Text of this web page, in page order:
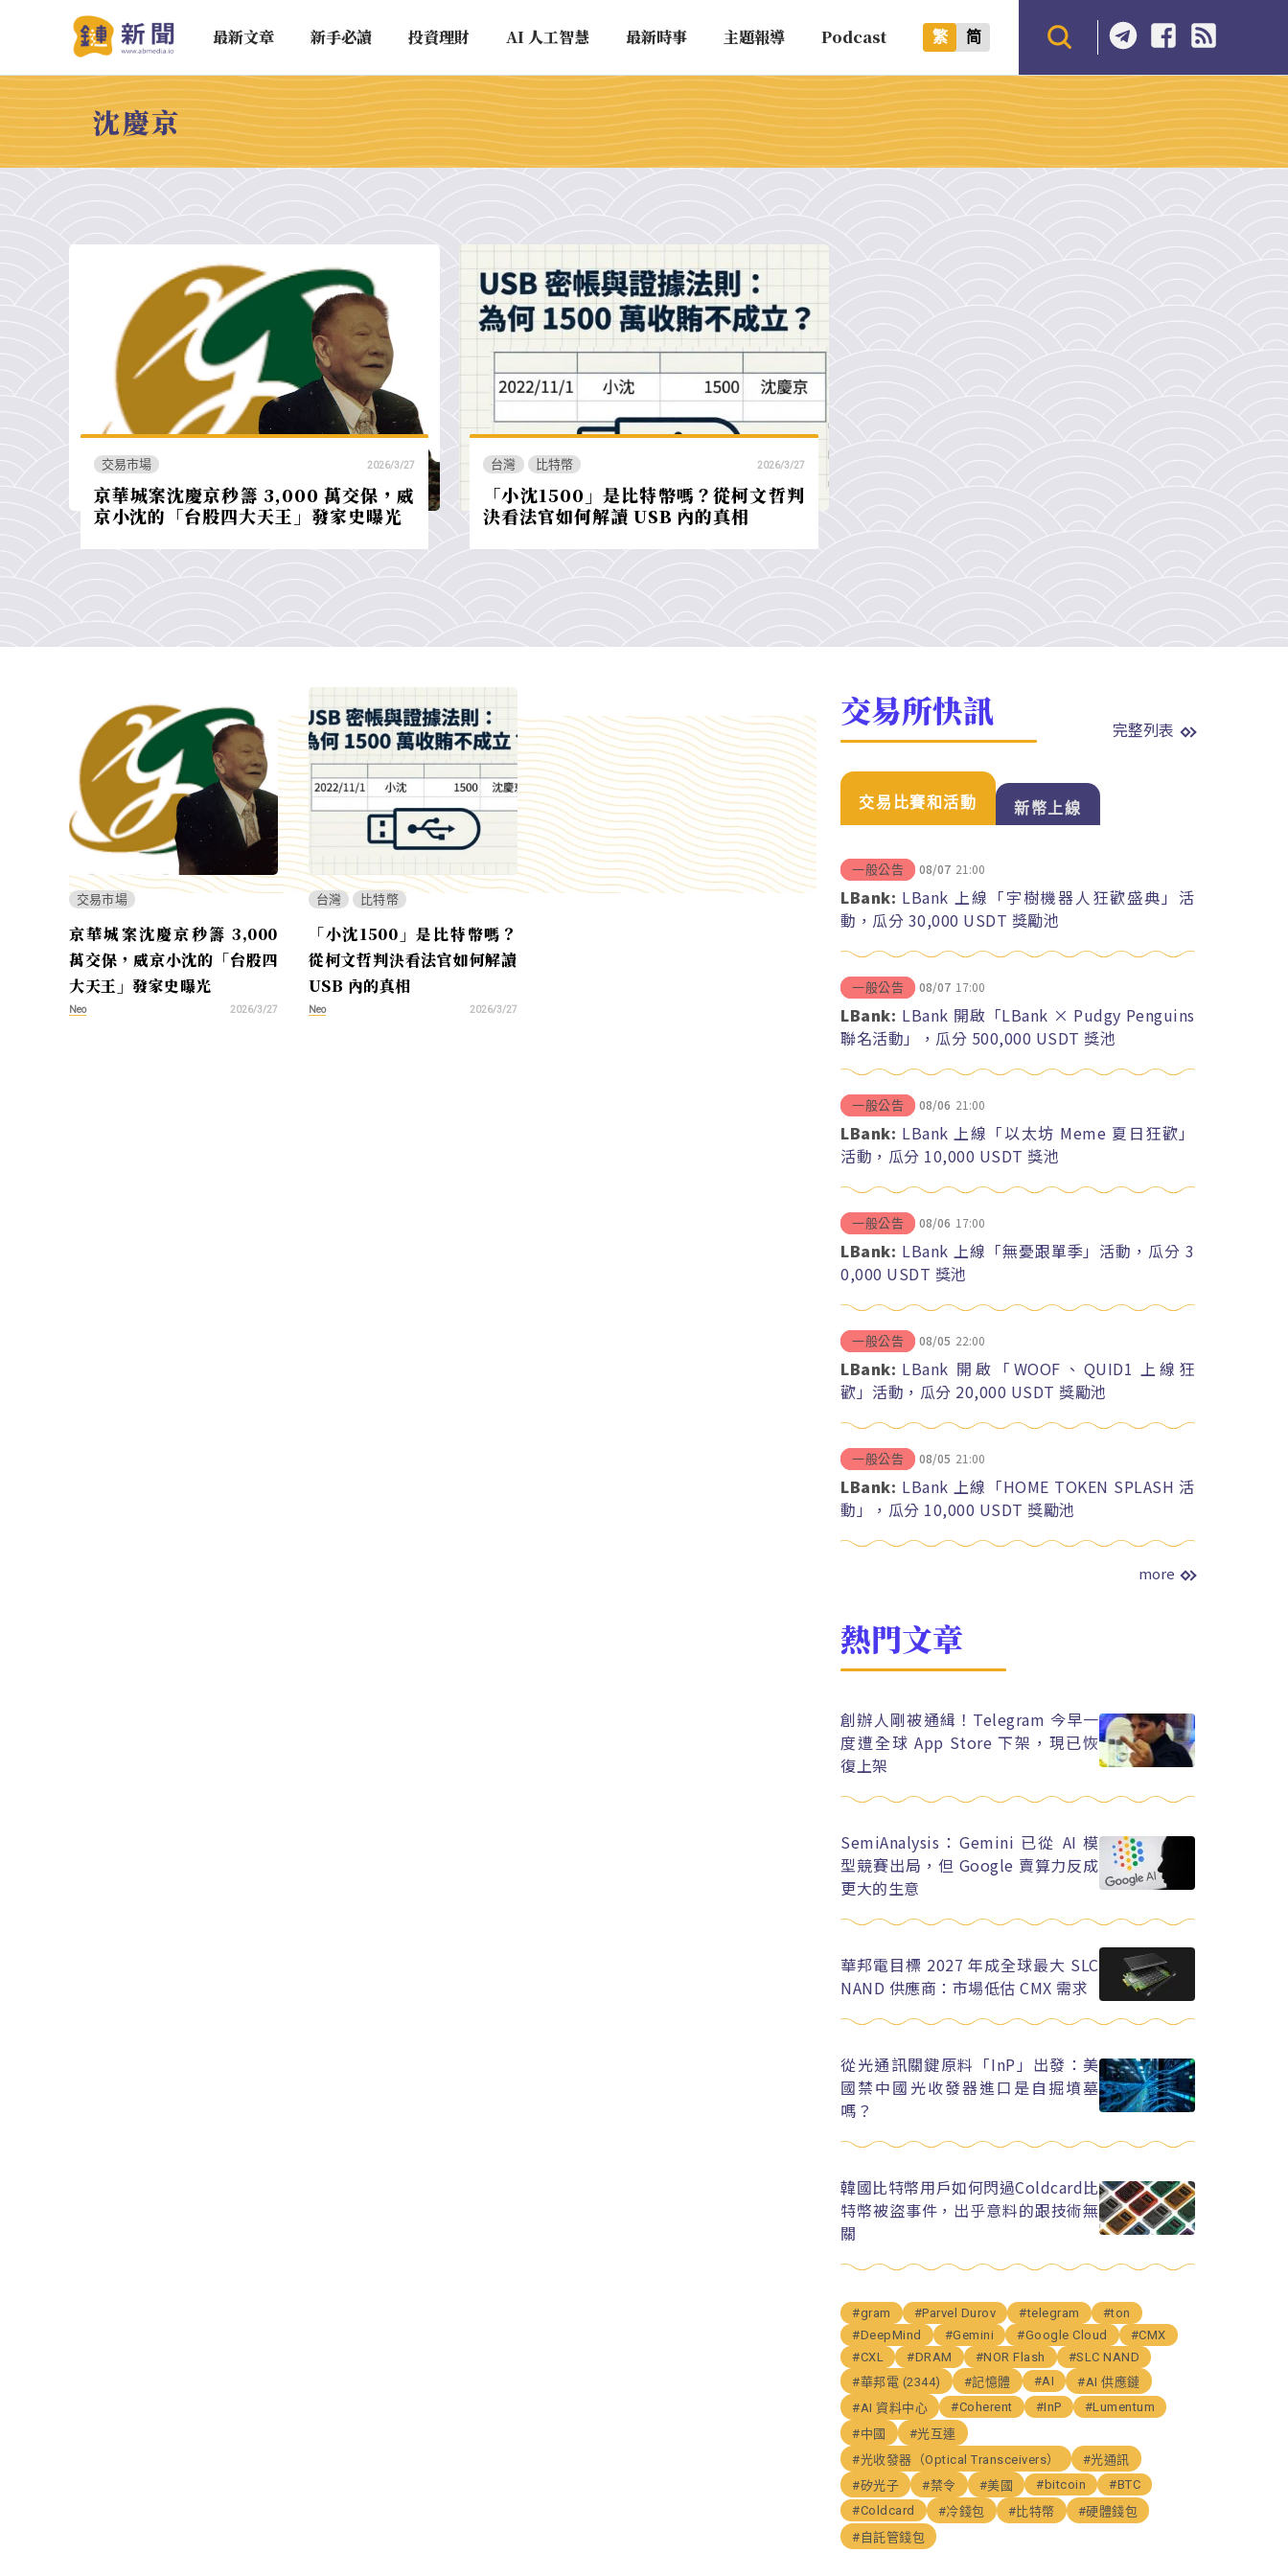
最新文章 新手必讀 投資理財 AI 人工智慧 最新時事 主題報導 Podcast 繁 简
沈慶京
交易市場 2026/3/27
京華城案沈慶京秒籌 3,000 萬交保，威
京小沈的「台股四大天王」發家史曝光
台灣 比特幣 2026/3/27
「小沈1500」是比特幣嗎？從柯文哲判
決看法官如何解讀 USB 內的真相
交易市場
京華城案沈慶京秒籌 3,000
萬交保，威京小沈的「台股四
大天王」發家史曝光
Neo 2026/3/27
台灣 比特幣
「小沈1500」是比特幣嗎？
從柯文哲判決看法官如何解讀
USB 內的真相
Neo 2026/3/27
交易所快訊 完整列表
交易比賽和活動 新幣上線
一般公告 08/07 21:00
LBank: LBank 上線「宇樹機器人狂歡盛典」活
動，瓜分 30,000 USDT 獎勵池
一般公告 08/07 17:00
LBank: LBank 開啟「LBank × Pudgy Penguins
聯名活動」，瓜分 500,000 USDT 獎池
一般公告 08/06 21:00
LBank: LBank 上線「以太坊 Meme 夏日狂歡」
活動，瓜分 10,000 USDT 獎池
一般公告 08/06 17:00
LBank: LBank 上線「無憂跟單季」活動，瓜分 3
0,000 USDT 獎池
一般公告 08/05 22:00
LBank: LBank 開啟「WOOF、QUID1 上線狂
歡」活動，瓜分 20,000 USDT 獎勵池
一般公告 08/05 21:00
LBank: LBank 上線「HOME TOKEN SPLASH 活
動」，瓜分 10,000 USDT 獎勵池
more
熱門文章
創辦人剛被通緝！Telegram 今早一
度遭全球 App Store 下架，現已恢
復上架
SemiAnalysis：Gemini 已從 AI 模
型競賽出局，但 Google 賣算力反成
更大的生意
華邦電目標 2027 年成全球最大 SLC
NAND 供應商：市場低估 CMX 需求
從光通訊關鍵原料「InP」出發：美
國禁中國光收發器進口是自掘墳墓
嗎？
韓國比特幣用戶如何閃過Coldcard比
特幣被盜事件，出乎意料的跟技術無
關
#gram #Parvel Durov #telegram
#ton
#DeepMind
#Gemini #Google Cloud
#CMX
#CXL
#DRAM #NOR Flash
#SLC NAND
#華邦電 (2344)
#記憶體 #AI
#AI 供應鏈
#AI 資料中心
#Coherent #InP
#Lumentum
#中國
#光互連
#光收發器（Optical Transceivers）
#光通訊
#矽光子
#禁令 #美國 #bitcoin
#BTC
#Coldcard
#冷錢包 #比特幣
#硬體錢包
#自託管錢包